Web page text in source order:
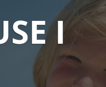
I
laveste pris
ét sted